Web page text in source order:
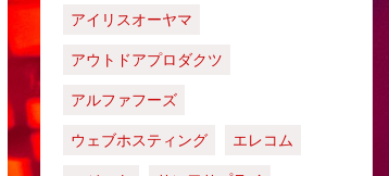
アイリスオーヤマ
アウトドアプロダクツ
アルファフーズ
ウェブホスティング
エレコム